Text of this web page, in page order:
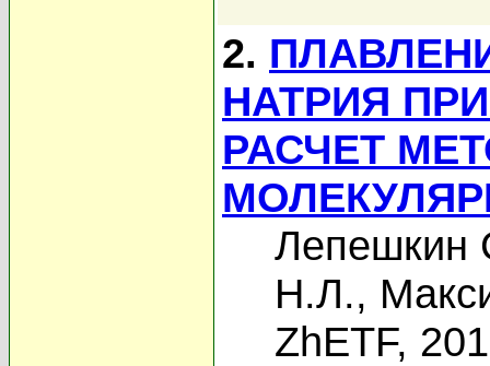
2.
НАТРИЯ
РАСЧЕТ
Лепешкин
Н.Л.,
ZhETF,